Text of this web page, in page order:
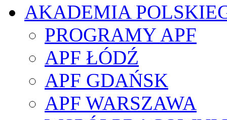
AKADEMIA
PROGRAMY APF
APF ŁÓDŹ
APF GDAŃSK
APF WARSZAWA